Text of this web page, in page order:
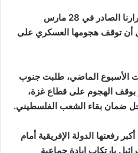
وأكد أن “الظروف تتطلب تغيير قرارنا الصادر في 28 مارس
أن توقف هجومها العسكري على
الأسبوع الماضي، طلبت جنوب
بوقف الهجوم على قطاع غزة،
ضمان بقاء الشعب الفلسطيني.
رفعتها الدولة الإفريقية أمام
بارتكاب إبادة جماعية